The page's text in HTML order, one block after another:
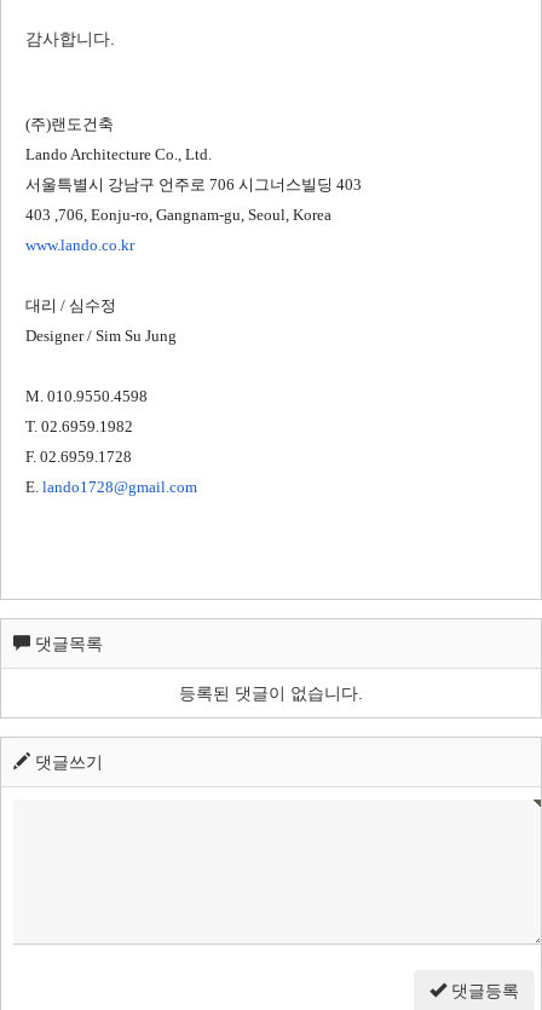
감사합니다.
(주)랜도건축
Lando Architecture Co., Ltd.
서울특별시 강남구 언주로 706 시그너스빌딩 403
403 ,706, Eonju-ro, Gangnam-gu, Seoul, Korea
www.lando.co.kr
대리 / 심수정
Designer / Sim Su Jung
M. 010.9550.4598
T. 02.6959.1982
F. 02.6959.1728
E. lando1728@gmail.com​
댓글목록
등록된 댓글이 없습니다.
댓글쓰기
댓글등록